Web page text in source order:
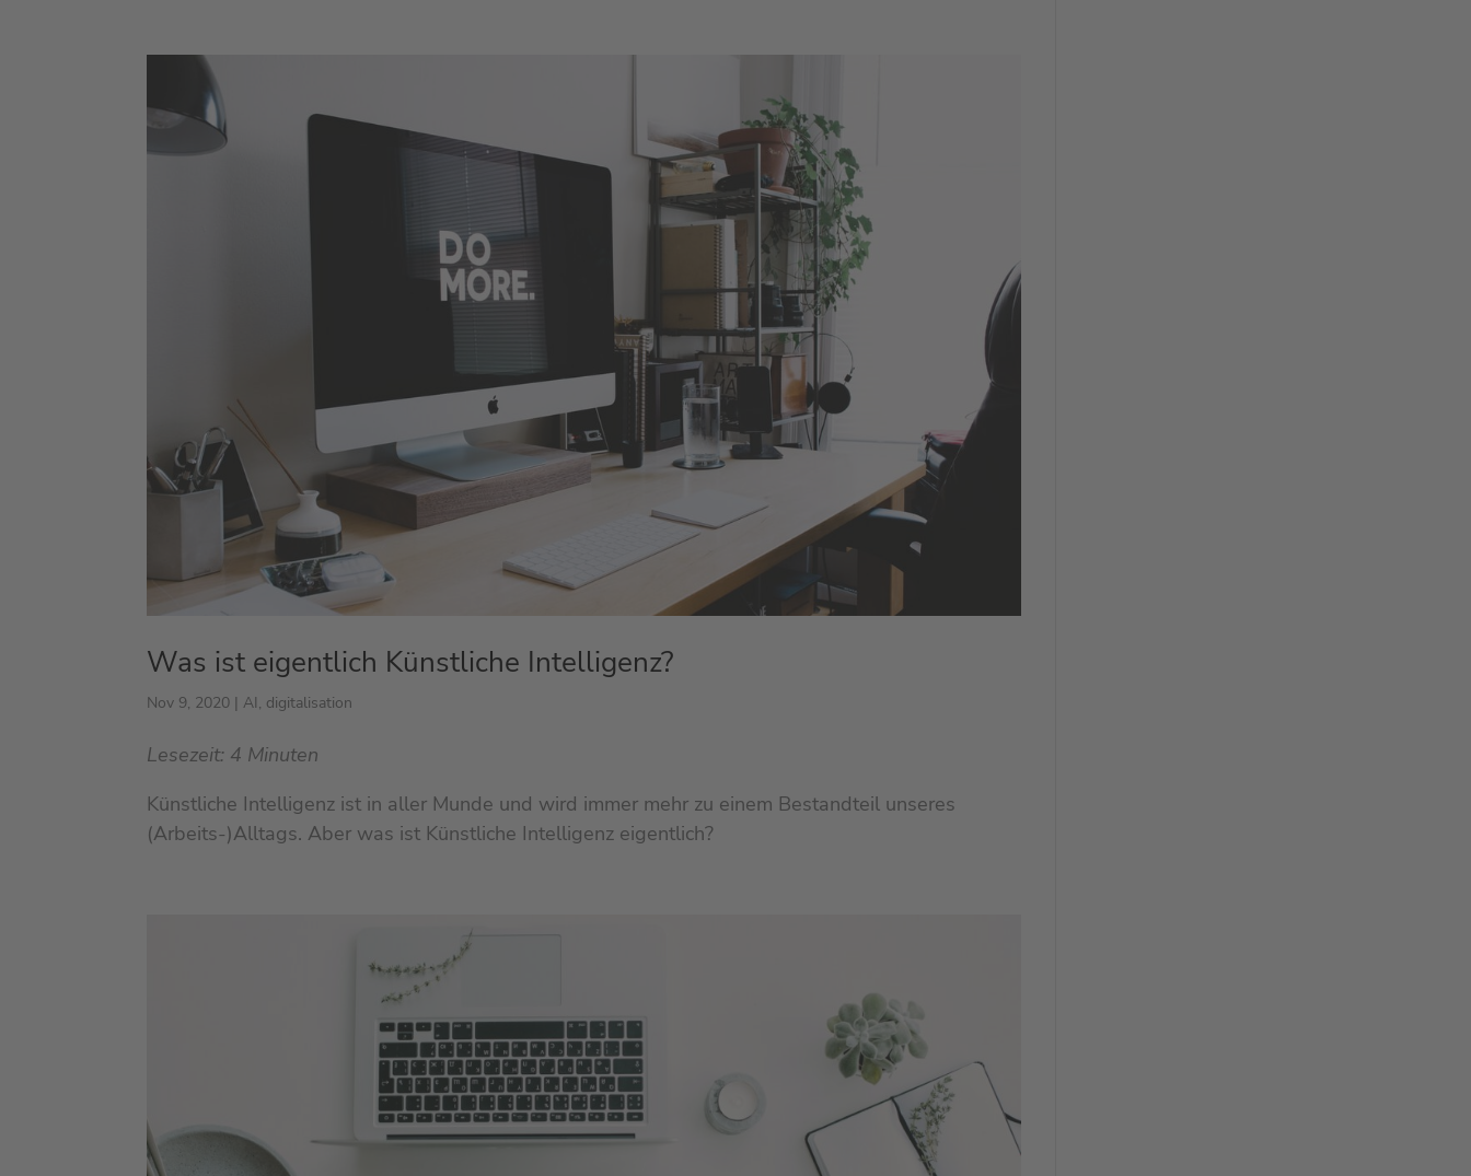
Was ist eigentlich Künstliche Intelligenz?
Nov 9, 2020 |AI, digitalisation
Lesezeit: 4 Minuten
Künstliche Intelligenz ist in aller Munde und wird immer mehr zu einem Bestandteil unseres
(Arbeits-)Alltags. Aber was ist Künstliche Intelligenz eigentlich?